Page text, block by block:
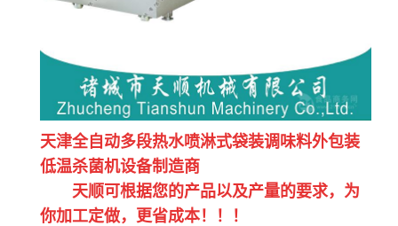
天津全自动多段热水喷淋式袋装调味料外包装
低温杀菌机设备制造商
天顺可根据您的产品以及产量的要求，为
你加工定做，更省成本！！！